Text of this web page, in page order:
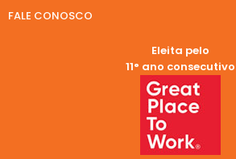
FALE CONOSCO
Eleita pelo
11° ano consecutivo